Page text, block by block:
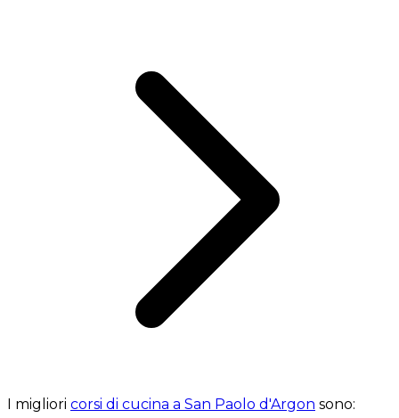
I migliori corsi di cucina a San Paolo d'Argon sono: